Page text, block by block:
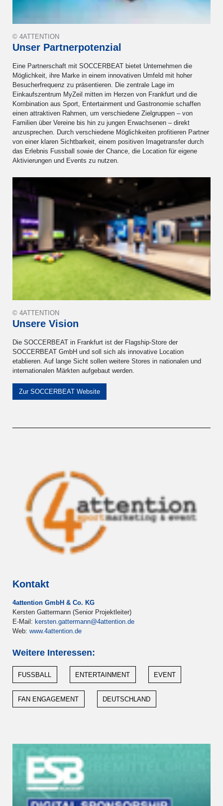
Unser Partnerpotenzial
Eine Partnerschaft mit SOCCERBEAT bietet Unternehmen die
Möglichkeit, ihre Marke in einem innovativen Umfeld mit hoher
Besucherfrequenz zu präsentieren. Die zentrale Lage im
Einkaufszentrum MyZeil mitten im Herzen von Frankfurt und die
Kombination aus Sport, Entertainment und Gastronomie schaffen
einen attraktiven Rahmen, um verschiedene Zielgruppen – von
Familien über Vereine bis hin zu jungen Erwachsenen – direkt
anzusprechen. Durch verschiedene Möglichkeiten profitieren Partner
von einer klaren Sichtbarkeit, einem positiven Imagetransfer durch
das Erlebnis Fussball sowie der Chance, die Location für eigene
Aktivierungen und Events zu nutzen.
© 4ATTENTION
Unsere Vision
Die SOCCERBEAT in Frankfurt ist der Flagship-Store der
SOCCERBEAT GmbH und soll sich als innovative Location
etablieren. Auf lange Sicht sollen weitere Stores in nationalen und
internationalen Märkten aufgebaut werden.
Zur SOCCERBEAT Website
© 4ATTENTION
Kontakt
4attention GmbH & Co. KG
Kersten Gattermann (Senior Projektleiter)
E-Mail: kersten.gattermann@4attention.de
Web: www.4attention.de
Weitere Interessen:
FUSSBALL ENTERTAINMENT EVENT
FAN ENGAGEMENT DEUTSCHLAND